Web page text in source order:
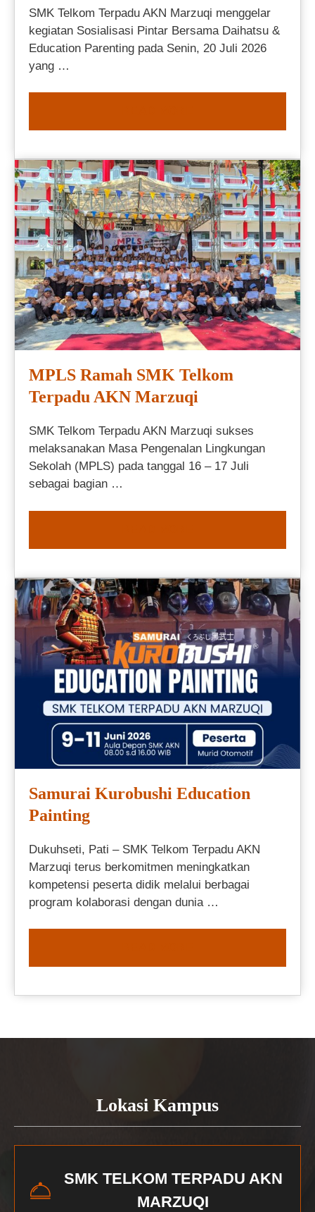
SMK Telkom Terpadu AKN Marzuqi menggelar
kegiatan Sosialisasi Pintar Bersama Daihatsu &
Education Parenting pada Senin, 20 Juli 2026
yang …
MPLS Ramah SMK Telkom
Terpadu AKN Marzuqi
SMK Telkom Terpadu AKN Marzuqi sukses
melaksanakan Masa Pengenalan Lingkungan
Sekolah (MPLS) pada tanggal 16 – 17 Juli
sebagai bagian …
Samurai Kurobushi Education
Painting
Dukuhseti, Pati – SMK Telkom Terpadu AKN
Marzuqi terus berkomitmen meningkatkan
kompetensi peserta didik melalui berbagai
program kolaborasi dengan dunia …
Lokasi Kampus
SMK TELKOM TERPADU AKN
MARZUQI